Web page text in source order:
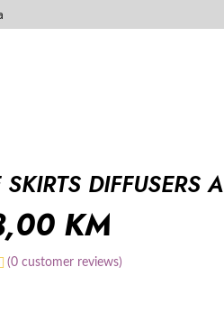
SKIRTS DIFFUSERS
KM
(0 customer reviews)